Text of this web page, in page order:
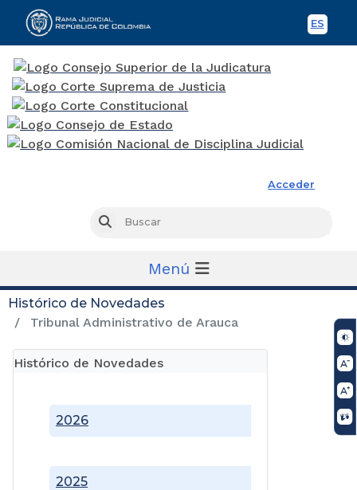
ES
Acceder
Buscar
Menú
Histórico de Novedades
Tribunal Administrativo de Arauca
Histórico de Novedades
2025
2026